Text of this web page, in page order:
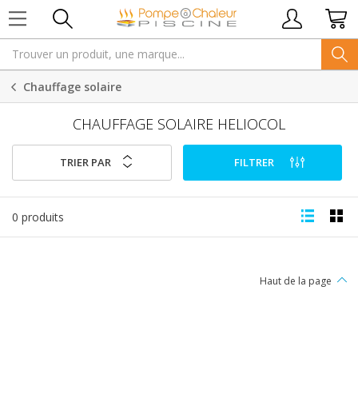
Chauffage solaire
CHAUFFAGE SOLAIRE HELIOCOL
TRIER PAR FILTRER
0 produits
Haut de la page